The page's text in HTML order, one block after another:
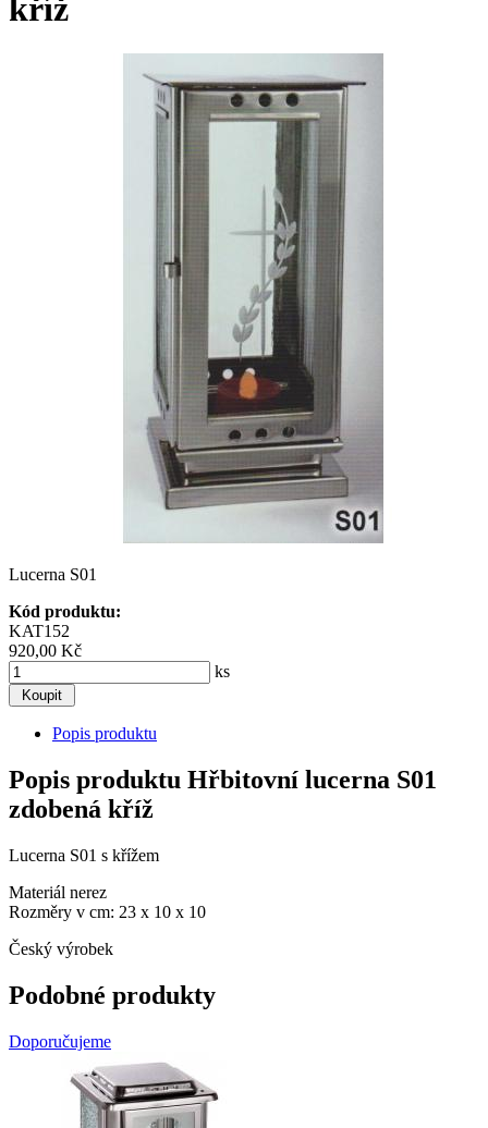
kříž
Lucerna S01
Kód produktu:
KAT152
920,00 Kč
ks
Popis produktu
Popis produktu Hřbitovní lucerna S01
zdobená kříž
Lucerna S01 s křížem
Materiál nerez
Rozměry v cm: 23 x 10 x 10
Český výrobek
Podobné produkty
Doporučujeme